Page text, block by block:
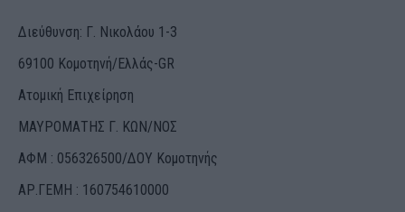
Διεύθυνση: Γ. Νικολάου 1-3
69100 Κομοτηνή/Ελλάς-GR
Ατομική Επιχείρηση
ΜΑΥΡΟΜΑΤΗΣ Γ. ΚΩΝ/ΝΟΣ
ΑΦΜ : 056326500/ΔOΥ Κομοτηνής
ΑΡ.ΓΕΜΗ : 160754610000